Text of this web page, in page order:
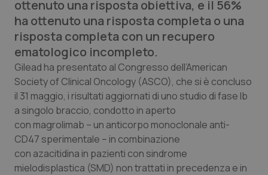
Abruzzo
Basilicata
Calabria
Campania
Emilia-Romagna
QS Pro Gold
Artrite & artrosi
Asma & BPCO
Car-T
Colesterolo & coronaropatie
QS Club Newsletter
ottenuto una risposta obiettiva, e il 56%
ha ottenuto una risposta completa o una
risposta completa con un recupero
ematologico incompleto.
Gilead ha presentato al Congresso dell’American
Society of Clinical Oncology (ASCO), che si è concluso
il 31 maggio, i risultati aggiornati di uno studio di fase Ib
a singolo braccio, condotto in aperto
con magrolimab – un anticorpo monoclonale anti-
CD47 sperimentale – in combinazione
con azacitidina in pazienti con sindrome
mielodisplastica (SMD) non trattati in precedenza e in